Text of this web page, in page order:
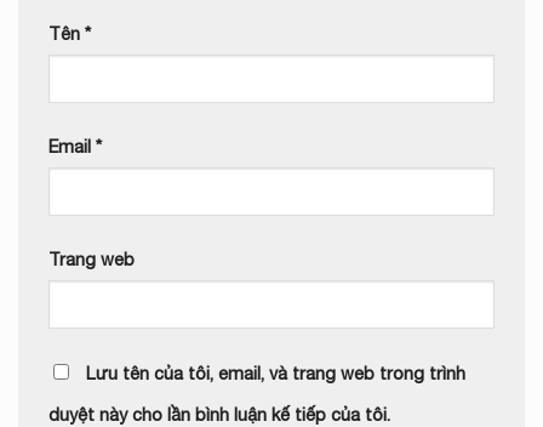
Tên *
Email *
Trang web
Lưu tên của tôi, email, và trang web trong trình
duyệt này cho lần bình luận kế tiếp của tôi.